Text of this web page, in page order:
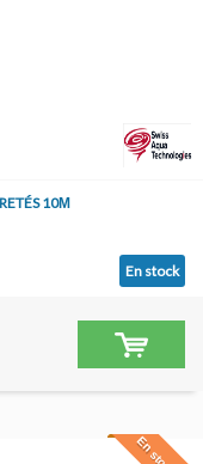
10Μ
En stock